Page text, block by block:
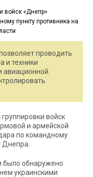
проводить
и техники
авиационной
войск
и армейской
по командному
Днепра.
было обнаружено
украинскими